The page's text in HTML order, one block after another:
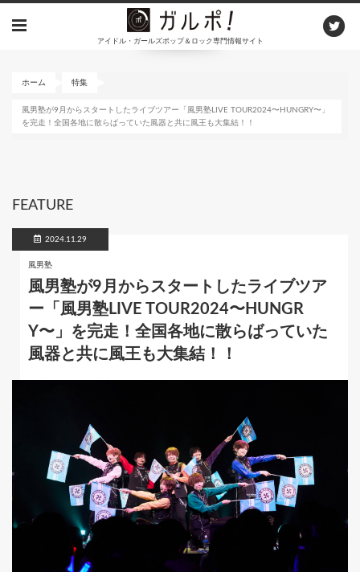
アイドル・ガールズポップ＆ロック専門情報サイト
ホーム 特集
風男塾が9月からスタートしたライブツアー「風男塾LIVE TOUR2024〜HUNGRY〜」
を完走！全国各地に散らばっていた風器と共に風王も大集結！！
FEATURE
2024.11.29
風男塾
風男塾が9月からスタートしたライブツア
ー「風男塾LIVE TOUR2024〜HUNGR
Y〜」を完走！全国各地に散らばっていた
風器と共に風王も大集結！！